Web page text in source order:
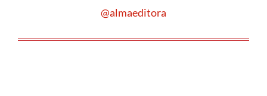
@almaeditora